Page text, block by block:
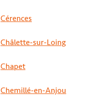
Cérences
Châlette-sur-Loing
Chapet
Chemillé-en-Anjou